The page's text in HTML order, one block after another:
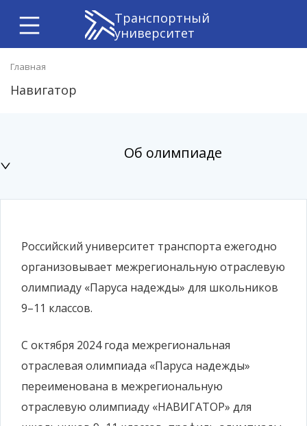
Транспортный
университет
Главная
Навигатор
Российский университет транспорта ежегодно
организовывает межрегиональную отраслевую
олимпиаду «Паруса надежды» для школьников
9–11 классов.
С октября 2024 года межрегиональная
отраслевая олимпиада «Паруса надежды»
переименована в межрегиональную
отраслевую олимпиаду «НАВИГАТОР» для
Об олимпиаде